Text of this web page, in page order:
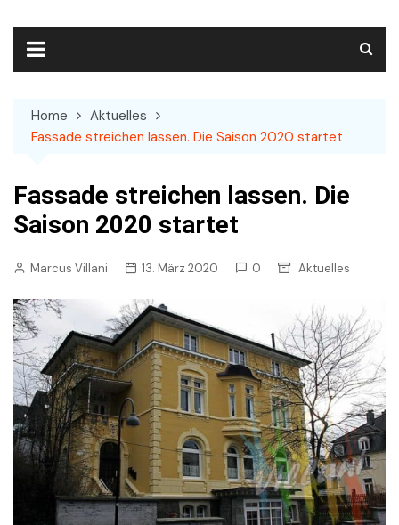
content
Home
Aktuelles
Fassade streichen lassen. Die Saison 2020 startet
Fassade streichen lassen. Die
Saison 2020 startet
Marcus Villani 13. März 2020 0 Aktuelles